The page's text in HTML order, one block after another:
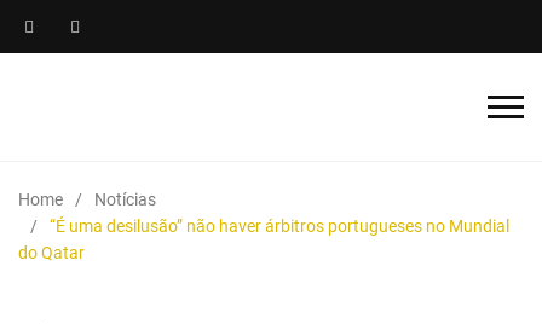
Home
Notícias
“É uma desilusão” não haver árbitros portugueses no Mundial
do Qatar